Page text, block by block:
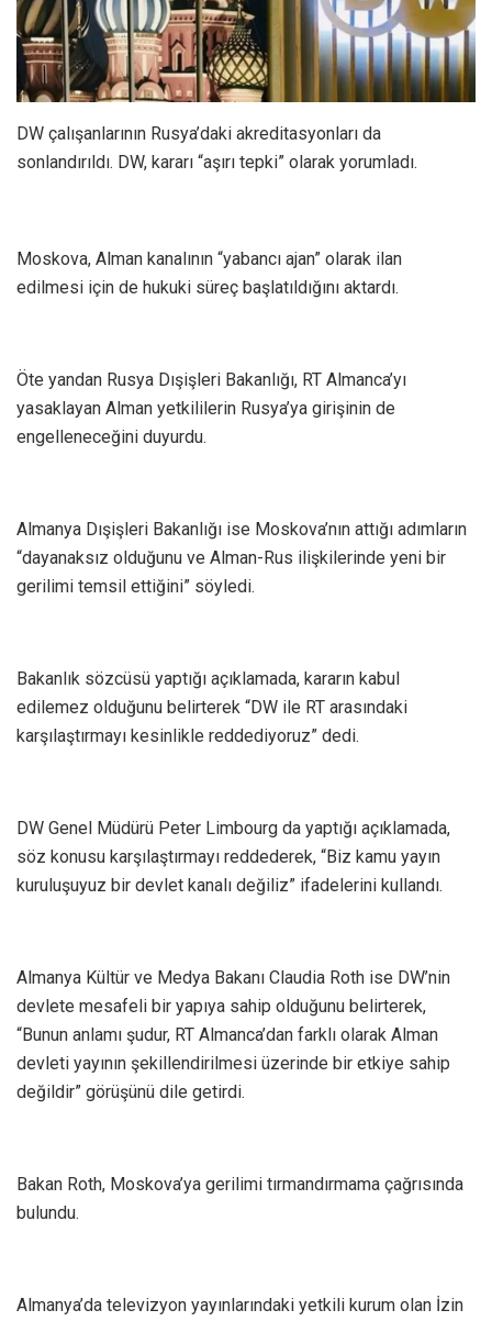
DW çalışanlarının Rusya’daki akreditasyonları da
sonlandırıldı. DW, kararı “aşırı tepki” olarak yorumladı.
Moskova, Alman kanalının “yabancı ajan” olarak ilan
edilmesi için de hukuki süreç başlatıldığını aktardı.
Öte yandan Rusya Dışişleri Bakanlığı, RT Almanca’yı
yasaklayan Alman yetkililerin Rusya’ya girişinin de
engelleneceğini duyurdu.
Almanya Dışişleri Bakanlığı ise Moskova’nın attığı adımların
“dayanaksız olduğunu ve Alman-Rus ilişkilerinde yeni bir
gerilimi temsil ettiğini” söyledi.
Bakanlık sözcüsü yaptığı açıklamada, kararın kabul
edilemez olduğunu belirterek “DW ile RT arasındaki
karşılaştırmayı kesinlikle reddediyoruz” dedi.
DW Genel Müdürü Peter Limbourg da yaptığı açıklamada,
söz konusu karşılaştırmayı reddederek, “Biz kamu yayın
kuruluşuyuz bir devlet kanalı değiliz” ifadelerini kullandı.
Almanya Kültür ve Medya Bakanı Claudia Roth ise DW’nin
devlete mesafeli bir yapıya sahip olduğunu belirterek,
“Bunun anlamı şudur, RT Almanca’dan farklı olarak Alman
devleti yayının şekillendirilmesi üzerinde bir etkiye sahip
değildir” görüşünü dile getirdi.
Bakan Roth, Moskova’ya gerilimi tırmandırmama çağrısında
bulundu.
Almanya’da televizyon yayınlarındaki yetkili kurum olan İzin